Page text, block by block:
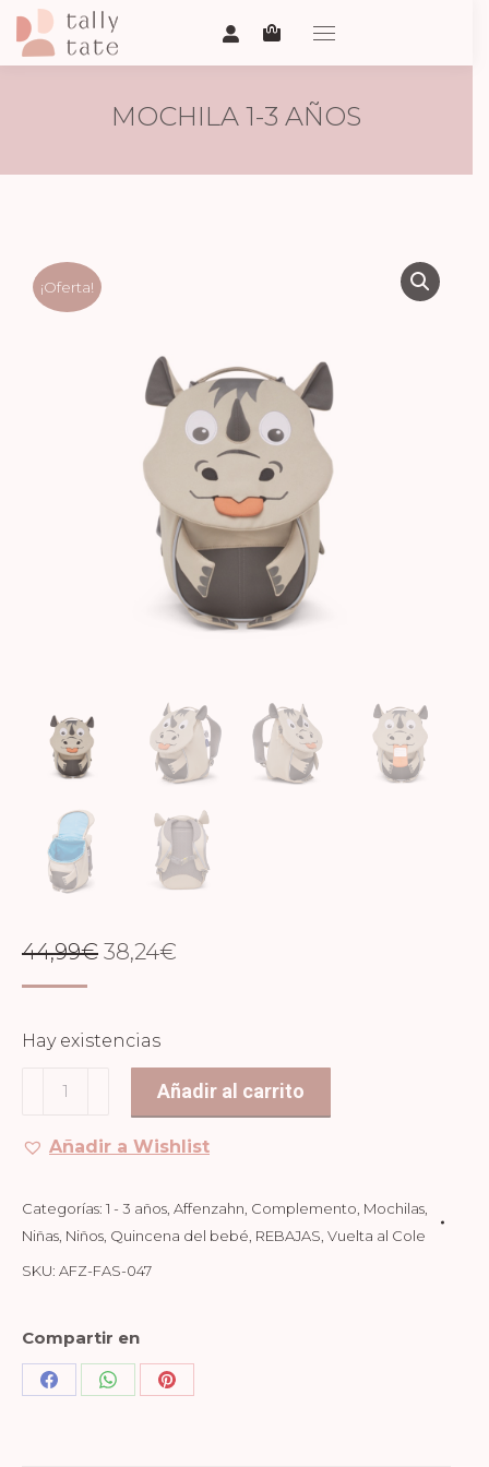
MOCHILA 1-3 AÑOS
¡Oferta!
44,99€ EL
ORIGINAL
ERA:
44,99€.
38,24€
ES:
38,24€.
Hay existencias
Mochila
3
Rinoceronte
cantidad
Añadir al carrito
Añadir a Wishlist
Categorías: 1 - 3 años Affenzahn Complemento Mochilas
Niñas Niños Quincena del bebé REBAJAS Vuelta al Cole
SKU: AFZ-FAS-047
Compartir en
Share Share Share